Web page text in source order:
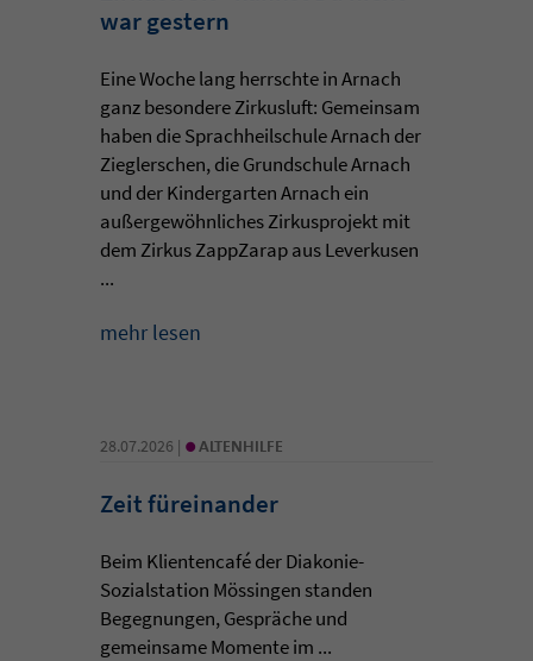
war gestern
Eine Woche lang herrschte in Arnach
ganz besondere Zirkusluft: Gemeinsam
haben die Sprachheilschule Arnach der
Zieglerschen, die Grundschule Arnach
und der Kindergarten Arnach ein
außergewöhnliches Zirkusprojekt mit
dem Zirkus ZappZarap aus Leverkusen
...
mehr lesen
28.07.2026 | • ALTENHILFE
Zeit füreinander
Beim Klientencafé der Diakonie-
Sozialstation Mössingen standen
Begegnungen, Gespräche und
gemeinsame Momente im ...